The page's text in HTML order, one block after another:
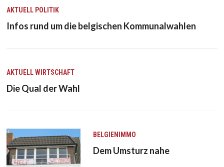
AKTUELL POLITIK
Infos rund um die belgischen Kommunalwahlen
AKTUELL WIRTSCHAFT
Die Qual der Wahl
BELGIENIMMO
Dem Umsturz nahe